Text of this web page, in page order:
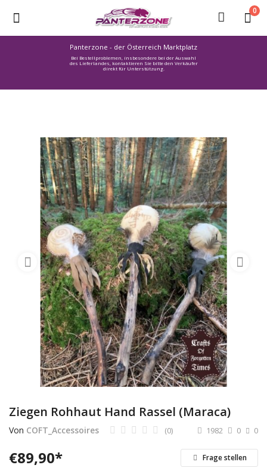
Panterzone - der Österreich Marktplatz
Bei Bestellproblemen, insbesondere bei der Auswahl
des Lieferlandes, kontaktieren Sie bitte den Verkäufer
direkt für Unterstützung.
0
Immozone
Service /
Hilfe
Warenmarkt
Lebensmittelmarkt
Baumarkt
Dienstleistungen
Stellenmarkt
Travelzone
Immozone
Wunschliste
Kontakt
Ziegen Rohhaut Hand Rassel (Maraca)
Von COFT_Accessoires 0
(0) 0
1982
€89,90* Frage stellen